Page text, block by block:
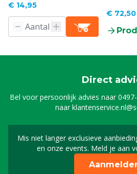
€ 14,95
€ 72,50
Direct
Bel voor persoonlijk advies naar
naar
Mis niet langer exclusieve
en onze events. Meld je aan